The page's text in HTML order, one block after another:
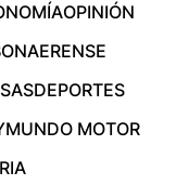
OPINIÓN
DEPORTES
MUNDO MOTOR